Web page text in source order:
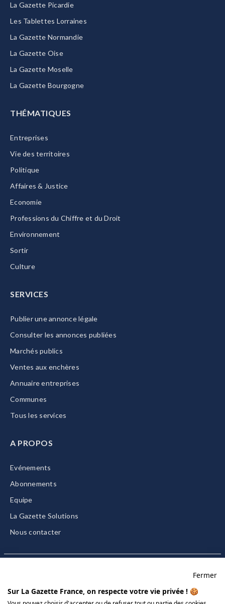
La Gazette Picardie
Les Tablettes Lorraines
La Gazette Normandie
La Gazette Oise
La Gazette Moselle
La Gazette Bourgogne
THÉMATIQUES
Entreprises
Vie des territoires
Politique
Affaires & Justice
Economie
Professions du Chiffre et du Droit
Environnement
Sortir
Culture
SERVICES
Publier une annonce légale
Consulter les annonces publiées
Marchés publics
Ventes aux enchères
Annuaire entreprises
Communes
Tous les services
A PROPOS
Evénements
Abonnements
Equipe
La Gazette Solutions
Nous contacter
CGU/CGV
Fermer
Sur La Gazette France, on respecte votre vie privée ! 🍪